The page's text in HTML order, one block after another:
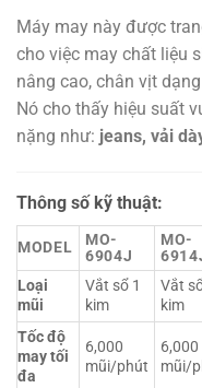
Máy may này được
cho việc may chất liệu
nâng cao, chân vịt
Nó cho thấy hiệu suất
nặng như: jeans, vải
Thông số kỹ thuật:
MODEL
MO-
6904J
MO-
Loại
mũi
Vắt sổ 1
kim
Vắt
kim
Tốc độ
may tối
đa
6,000
mũi/phút
6,000
mũi/